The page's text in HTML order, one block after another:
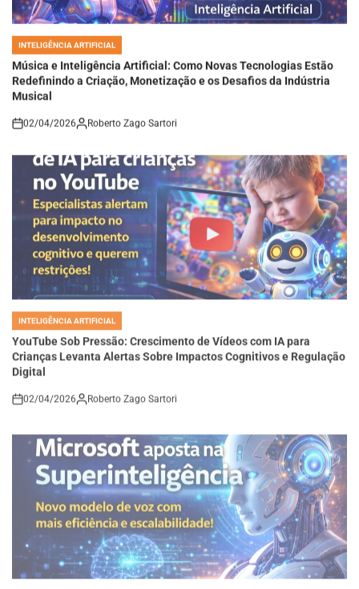
POSTED
IN
Música e Inteligência Artificial: Como Novas Tecnologias Estão
Redefinindo a Criação, Monetização e os Desafios da Indústria
Musical
on
IN
INTELIGÊNCIA ARTIFICIAL
YouTube Sob Pressão: Crescimento de Vídeos com IA para
Crianças Levanta Alertas Sobre Impactos Cognitivos e Regulação
Digital
02/04/2026
POSTED
INTELIGÊNCIA ARTIFICIAL